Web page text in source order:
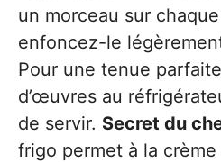
un morceau sur
enfoncez-le
Pour une tenue
d’œuvres au
de servir. Secret du
frigo permet à la